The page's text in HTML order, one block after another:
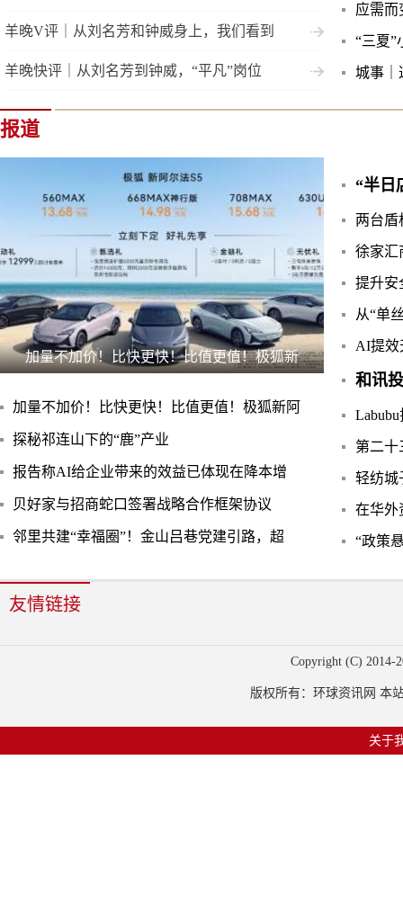
羊晚V评｜从刘名芳和钟威身上，我们看到
羊晚快评｜从刘名芳到钟威，“平凡”岗位
应需而
“三夏”
城事｜
报道
加量不加价！比快更快！比值更值！极狐新
加量不加价！比快更快！比值更值！极狐新阿
探秘祁连山下的“鹿”产业
报告称AI给企业带来的效益已体现在降本增
贝好家与招商蛇口签署战略合作框架协议
邻里共建“幸福圈”！金山吕巷党建引路，超
“半日
两台盾
徐家汇
提升安
从“单
AI提效
和讯
第二十
轻纺城
在华外
“政策
友情链接
Copyright (C) 2014-
版权所有：环球资讯网 本
关于